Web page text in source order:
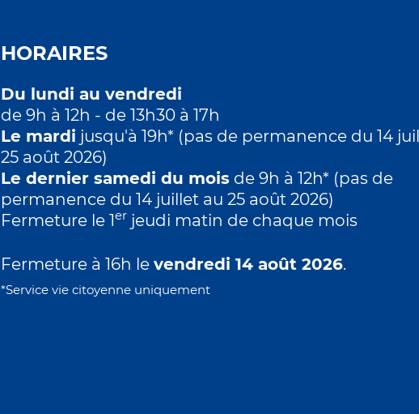
HORAIRES
Du lundi au vendredi
de 9h à 12h - de 13h30 à 17h
Le mardi jusqu'à 19h* (pas de permanence du 14
25 août 2026)
Le dernier samedi du mois de 9h à 12h* (pas de
permanence du 14 juillet au 25 août 2026)
Fermeture le 1er jeudi matin de chaque mois
Fermeture à 16h levendredi 14 août 2026.
*Service vie citoyenne uniquement